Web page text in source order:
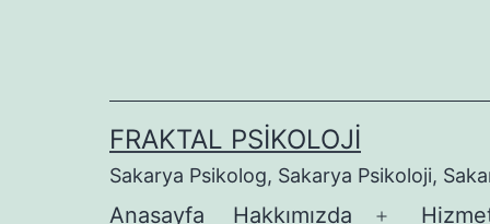
FRAKTAL PSIKOLOJI
Sakarya Psikolog, Sakarya Psikoloji,
Anasayfa Hakkımızda